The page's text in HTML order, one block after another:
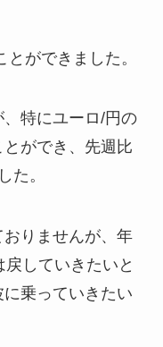
ができました。
特にユーロ/円の
ができ、先週比
た。
りませんが、年
していきたいと
乗っていきたい